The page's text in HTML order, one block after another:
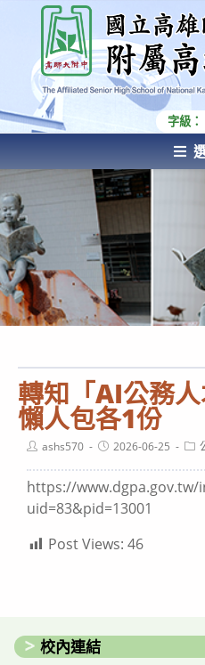
內
容
國立高雄師範大學附屬高級中
High School of National
University
字級：
AFFILIATED SENIOR
KAOHSIUNG
轉知「AI公務
懶人包各1份
Postashs570
Post2026-06-25
Post
https://
uid=83&pid=13001
Post Views: 46
校內連結